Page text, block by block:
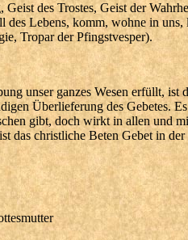
des Trostes, Geist der
des Lebens, komm, wohne in
Tropar der Pfingstvesper).
unser ganzes Wesen erfüllt, ist
Überlieferung des Gebetes.
gibt, doch wirkt in allen und
das christliche Beten Gebet in